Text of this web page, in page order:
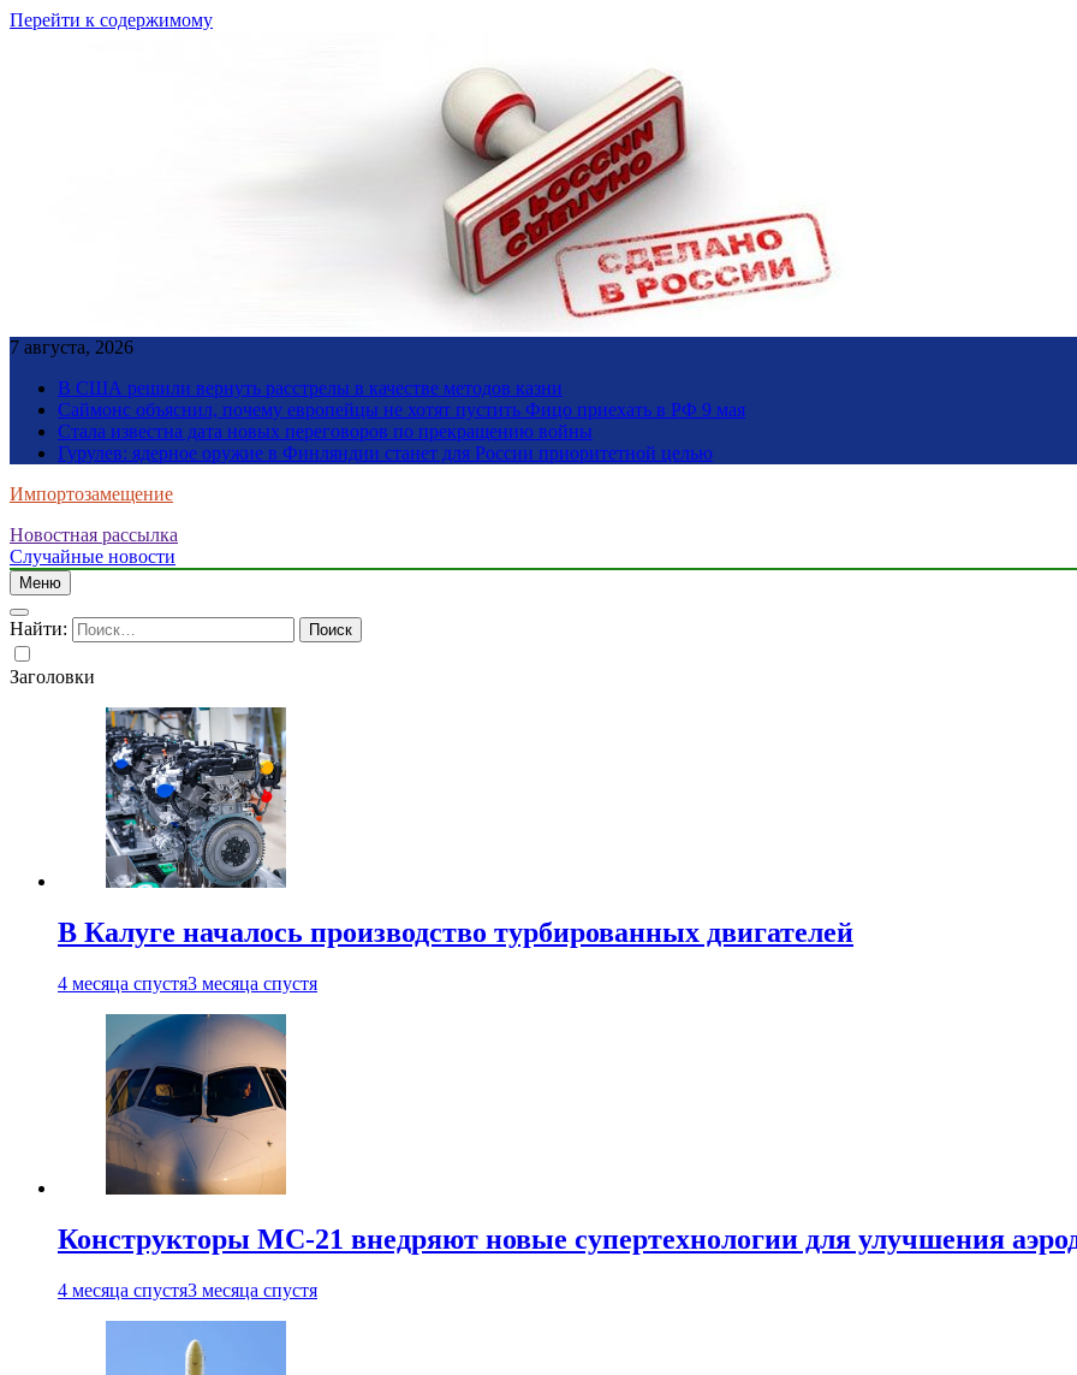
Перейти к содержимому
7 августа, 2026
В США решили вернуть расстрелы в качестве методов казни
Саймонс объяснил, почему европейцы не хотят пустить Фицо приехать в РФ 9 мая
Стала известна дата новых переговоров по прекращению войны
Гурулев: ядерное оружие в Финляндии станет для России приоритетной целью
Импортозамещение
Новостная рассылка
Случайные новости
Меню
Найти:
Заголовки
В Калуге началось производство турбированных двигателей
4 месяца спустя3 месяца спустя
Конструкторы МС-21 внедряют новые супертехнологии для улучшения
4 месяца спустя3 месяца спустя